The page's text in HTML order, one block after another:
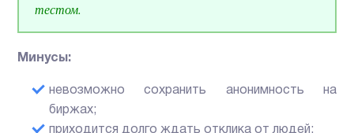
тестом.
Минусы:
невозможно сохранить анонимность на
биржах;
приходится долго ждать отклика от людей;